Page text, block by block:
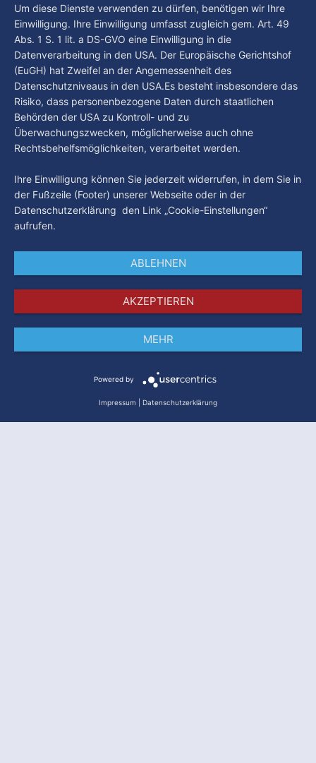
in unserer Stadt an? Fragen, die von Montag bis Freitag LIVE
um 18 Uhr beantwortet werden - auf YouTube und im TV.
By Luca Kimmel 5. Aug. 2026
Datenschutz
Um diese Dienste verwenden zu dürfen, benötigen wir Ihre
Einwilligung. Ihre Einwilligung umfasst zugleich gem. Art. 49
Abs. 1 S. 1 lit. a DS-GVO eine Einwilligung in die
Datenverarbeitung in den USA. Der Europäische Gerichtshof
(EuGH) hat Zweifel an der Angemessenheit des
Datenschutzniveaus in den USA.Es besteht insbesondere das
Risiko, dass personenbezogene Daten durch staatlichen
Behörden der USA zu Kontroll- und zu
Überwachungszwecken, möglicherweise auch ohne
Rechtsbehelfsmöglichkeiten, verarbeitet werden.
Ihre Einwilligung können Sie jederzeit widerrufen, in dem Sie in
der Fußzeile (Footer) unserer Webseite oder in der
Datenschutzerklärung den Link „Cookie-Einstellungen“
aufrufen.
ABLEHNEN
AKZEPTIEREN
MEHR
Powered by
Impressum Datenschutzerklärung